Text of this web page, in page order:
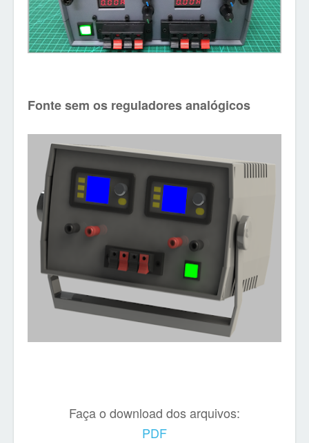
Fonte sem os reguladores analógicos
Faça o download dos arquivos:
PDF